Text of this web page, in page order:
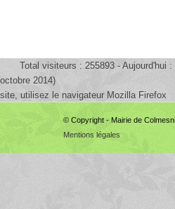
Total visiteurs : 255893 - Aujourd'hui :
octobre 2014) Pour
site, utilisez le navigateur Mozilla Firefox
© Copyright - Mairie de
Mentions légales